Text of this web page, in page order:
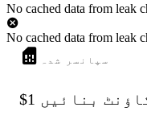
No cached data from leak
No cached data from leak
سپانسر شدہ
بنائیں